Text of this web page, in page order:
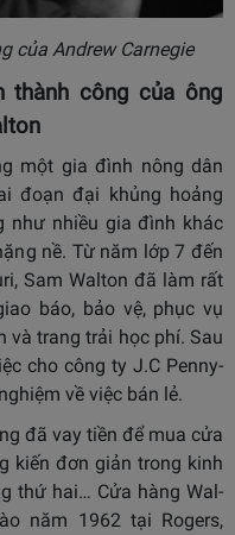
của Andrew Carnegie
thành công của ông
một gia đình nông dân
đoạn đại khủng hoảng
như nhiều gia đình khác
nề. Từ năm lớp 7 đến
Sam Walton đã làm rất
báo, bảo vệ, phục vụ
và trang trải học phí. Sau
cho công ty J.C Penny-
về việc bán lẻ.
đã vay tiền để mua cửa
kiến đơn giản trong kinh
thứ hai… Cửa hàng Wal-
năm 1962 tại Rogers,